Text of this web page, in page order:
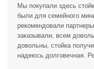
Мы покупали здесь
были для семейного
рекомендовали
заказывали, всем
довольны, стойка
надеюсь долговечная.